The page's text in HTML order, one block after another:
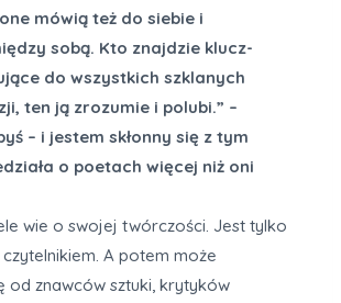
mówią też do siebie i
sobą. Kto znajdzie klucz-
do wszystkich szklanych
ten ją zrozumie i polubi.” –
– i jestem skłonny się z tym
o poetach więcej niż oni
wie o swojej twórczości. Jest tylko
A potem może
od znawców sztuki, krytyków